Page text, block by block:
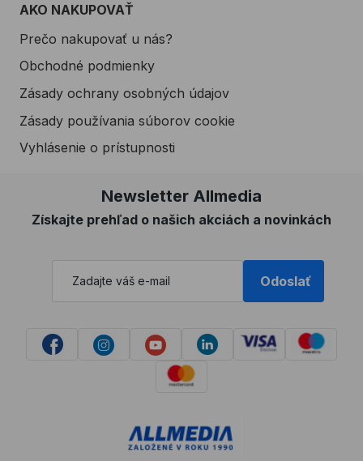
AKO NAKUPOVAŤ
Prečo nakupovať u nás?
Obchodné podmienky
Zásady ochrany osobných údajov
Zásady používania súborov cookie
Vyhlásenie o prístupnosti
Newsletter Allmedia
Získajte prehľad o našich akciách a novinkách
Odoslať